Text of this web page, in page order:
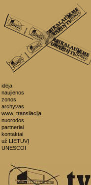
idėja
naujienos
zonos
archyvas
www_transliacija
nuorodos
partneriai
kontaktai
už LIETUVĮ
UNESCOI